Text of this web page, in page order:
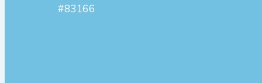
#83166